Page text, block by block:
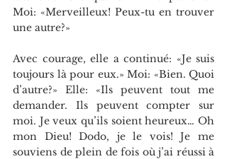
Moi: «Merveilleux! Peux-tu en trouver
une autre?»
Avec courage, elle a continué: «Je suis
toujours là pour eux.» Moi: «Bien. Quoi
d’autre?» Elle: «Ils peuvent tout me
demander. Ils peuvent compter sur
moi. Je veux qu’ils soient heureux… Oh
mon Dieu! Dodo, je le vois! Je me
souviens de plein de fois où j’ai réussi à